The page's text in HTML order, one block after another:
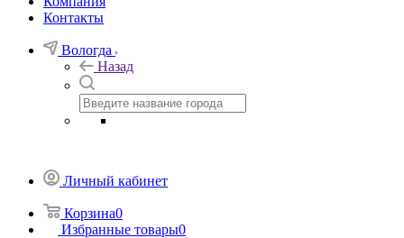
Контакты
Вологда
Назад
Личный кабинет
Корзина0
Избранные товары0